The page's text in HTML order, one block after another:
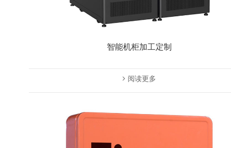
智能机柜加工定制
阅读更多